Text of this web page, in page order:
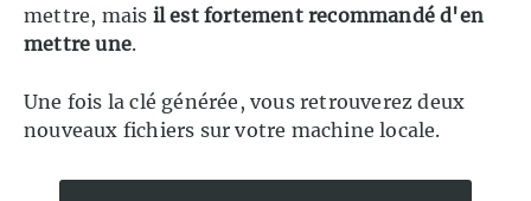
mettre, mais il est fortement recommandé d'en
mettre une.
Une fois la clé générée, vous retrouverez deux
nouveaux fichiers sur votre machine locale.